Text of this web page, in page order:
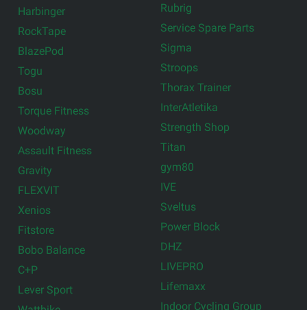
Harbinger
RockTape
BlazePod
Togu
Bosu
Torque Fitness
Woodway
Assault Fitness
Gravity
FLEXVIT
Xenios
Fitstore
Bobo Balance
C+P
Lever Sport
Rubrig
Service Spare Parts
Sigma
Stroops
Thorax Trainer
InterAtletika
Strength Shop
Titan
gym80
IVE
Sveltus
Power Block
DHZ
LIVEPRO
Lifemaxx
Indoor Cycling Group